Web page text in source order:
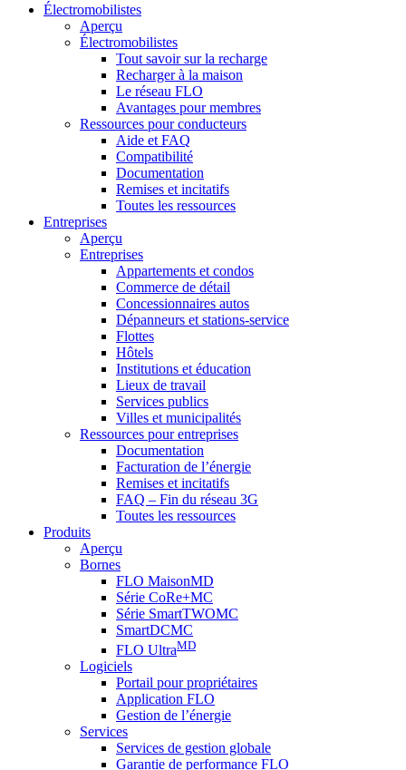
Électromobilistes
Aperçu
Électromobilistes
Tout savoir sur la recharge
Recharger à la maison
Le réseau FLO
Avantages pour membres
Ressources pour conducteurs
Aide et FAQ
Compatibilité
Documentation
Remises et incitatifs
Toutes les ressources
Entreprises
Aperçu
Entreprises
Appartements et condos
Commerce de détail
Concessionnaires autos
Dépanneurs et stations-service
Flottes
Hôtels
Institutions et éducation
Lieux de travail
Services publics
Villes et municipalités
Ressources pour entreprises
Documentation
Facturation de l’énergie
Remises et incitatifs
FAQ – Fin du réseau 3G
Toutes les ressources
Produits
Aperçu
Bornes
FLO MaisonMD
Série CoRe+MC
Série SmartTWOMC
SmartDCMC
FLO UltraMD
Logiciels
Portail pour propriétaires
Application FLO
Gestion de l’énergie
Services
Services de gestion globale
Garantie de performance FLO